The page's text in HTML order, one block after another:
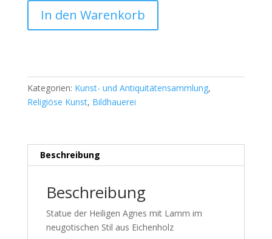
Agnes
style
Menge
In den Warenkorb
Kategorien: Kunst- und Antiquitätensammlung,
Religiöse Kunst, Bildhauerei
Beschreibung
Beschreibung
Statue der Heiligen Agnes mit Lamm im
neugotischen Stil aus Eichenholz